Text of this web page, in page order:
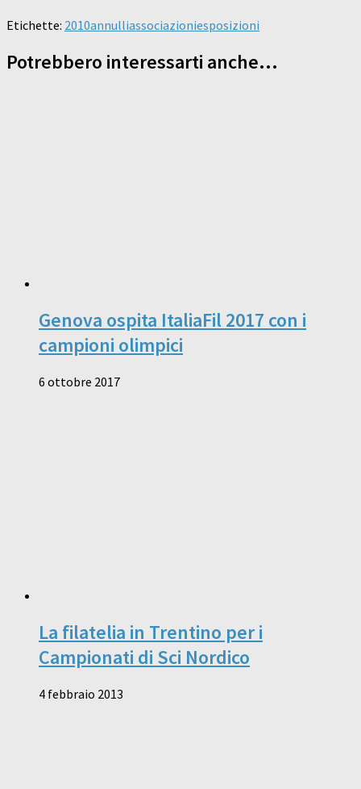
Etichette: 2010annulliassociazioniesposizioni
Potrebbero interessarti anche...
Genova ospita ItaliaFil 2017 con i
campioni olimpici
6 ottobre 2017
La filatelia in Trentino per i
Campionati di Sci Nordico
4 febbraio 2013